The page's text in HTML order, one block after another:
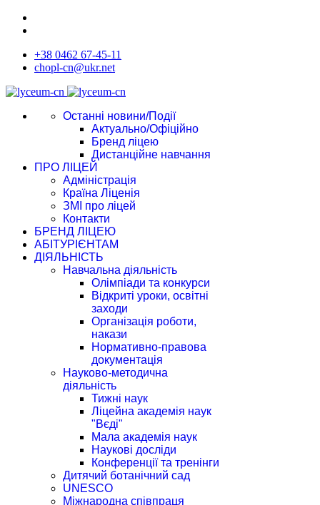
+38 0462 67-45-11
chopl-cn@ukr.net
Останні новини/Події
Актуально/Офіційно
Бренд ліцею
Дистанційне навчання
ПРО ЛІЦЕЙ
Адміністрація
Країна Ліценія
ЗМІ про ліцей
Контакти
БРЕНД ЛІЦЕЮ
АБІТУРІЄНТАМ
ДІЯЛЬНІСТЬ
Навчальна діяльність
Олімпіади та конкурси
Відкриті уроки, освітні
заходи
Організація роботи,
накази
Нормативно-правова
документація
Науково-методична
діяльність
Тижні наук
Ліцейна академія наук
"Вєді"
Мала академія наук
Наукові досліди
Конференції та тренінги
Дитячий ботанічний сад
UNESCO
Міжнародна співпраця